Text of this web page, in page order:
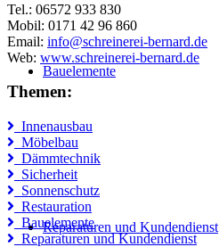
Bauelemente
Reparaturen und Kundendienst
Tel.: 06572 933 830
Mobil: 0171 42 96 860
Email: info@schreinerei-bernard.de
Web: www.schreinerei-bernard.de
Themen:
Innenausbau
Möbelbau
Dämmtechnik
Sicherheit
Sonnenschutz
Restauration
Bauelemente
Reparaturen und Kundendienst